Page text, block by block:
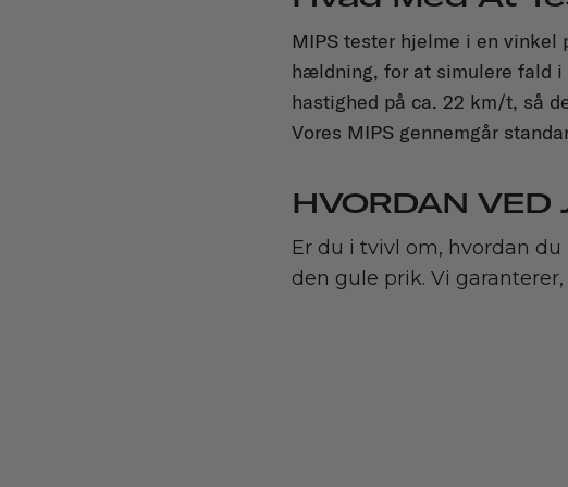
MIPS tester hjelme i en vinkel
hældning, for at simulere fald
hastighed på ca. 22 km/t, så
Vores MIPS gennemgår
HVORDAN VED
Er du i tvivl om, hvordan
den gule prik. Vi